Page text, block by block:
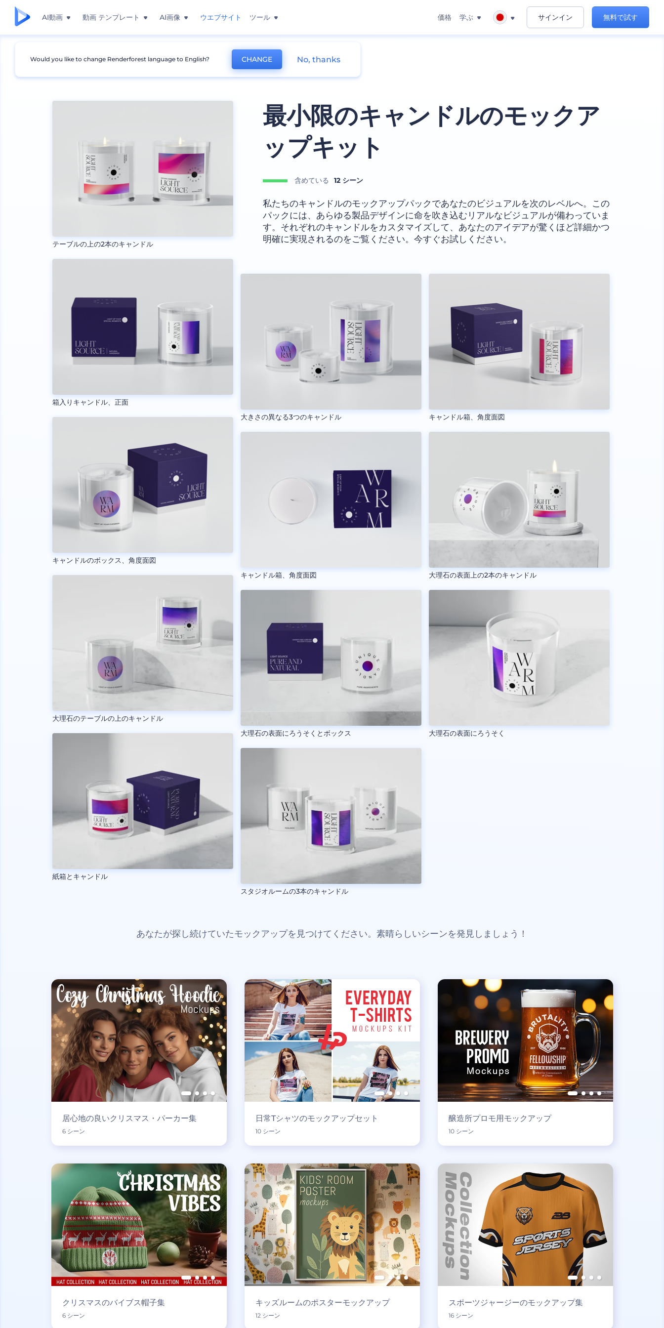
AI動画 動画 テンプレート AI画像 ウエブサイト ツール 価格 学ぶ サインイン 無料で試す
モックアップ 製品 キャンドルのモックアップ
テーブルの上の2本のキャンドル
箱入りキャンドル、正面
キャンドルのボックス、角度面図
大理石のテーブルの上のキャンドル
紙箱とキャンドル
最小限のキャンドルのモックア
ップキット
含めている 12 シーン
私たちのキャンドルのモックアップパックであなたのビジュアルを次のレベルへ。この
パックには、あらゆる製品デザインに命を吹き込むリアルなビジュアルが備わっていま
す。それぞれのキャンドルをカスタマイズして、あなたのアイデアが驚くほど詳細かつ
明確に実現されるのをご覧ください。今すぐお試しください。
大きさの異なる3つのキャンドル
キャンドル箱、角度面図
大理石の表面にろうそくとボックス
スタジオルームの3本のキャンドル
キャンドル箱、角度面図
大理石の表面上の2本のキャンドル
大理石の表面にろうそく
あなたが探し続けていたモックアップを見つけてください。素晴らしいシーンを発見しましょう！
居心地の良いクリスマス・パーカー集
6 シーン
日常Tシャツのモックアップセット
10 シーン
醸造所プロモ用モックアップ
10 シーン
クリスマスのバイブス帽子集
6 シーン
キッズルームのポスターモックアップ
12 シーン
スポーツジャージーのモックアップ集
16 シーン
Would you like to change Renderforest language to English? CHANGE No, thanks